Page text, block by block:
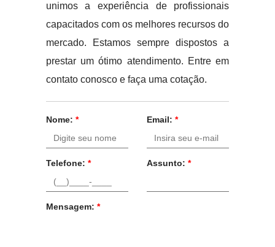
unimos a experiência de profissionais
capacitados com os melhores recursos do
mercado. Estamos sempre dispostos a
prestar um ótimo atendimento. Entre em
contato conosco e faça uma cotação.
Nome: * Email: *
Telefone: * Assunto: *
Mensagem: *